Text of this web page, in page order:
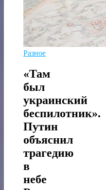
Разное
«Там
был
украинский
беспилотник».
Путин
объяснил
трагедию
в
небе